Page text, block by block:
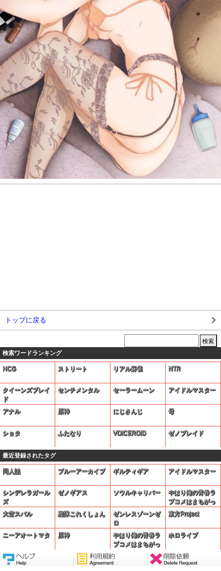
トップに戻る
検索ワードランキング
HCG ストリート リアル麻雀 NTR
クイーンズブレイ
ド
センチメンタル セーラームーン アイドルマスター
アナル 原神 にじさんじ 母
ショタ ふたなり VOICEROID ゼノブレイド
最近登録されたタグ
同人誌 ブルーアーカイブ ギルティギア アイドルマスター
シンデレラガール
ズ
ゼノギアス ソウルキャリバー
やはり俺の青春ラ
ブコメはまちがっ
ている
大空スバル 艦隊これくしょん
ゼンレスゾーンゼ
ロ
東方Project
ニーアオートマタ 原神
やはり俺の青春ラ
ブコメはまちがっ
ている。
ホロライブ